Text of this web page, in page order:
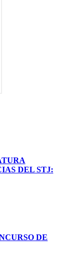
DEL STJ:
DE